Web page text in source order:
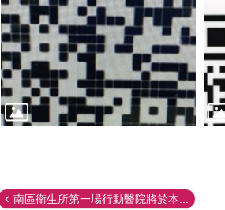
南區衛生所第一場行動醫院將於本...